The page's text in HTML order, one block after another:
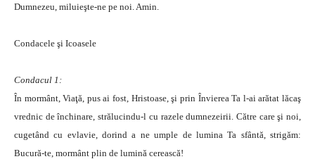
Dumnezeu, miluieşte-ne pe noi. Amin.
Condacele şi Icoasele
Condacul 1:
În mormânt, Viaţă, pus ai fost, Hristoase, şi prin Învierea Ta l-ai arătat lăcaş
vrednic de închinare, strălucindu-l cu razele dumnezeirii. Către care şi noi,
cugetând cu evlavie, dorind a ne umple de lumina Ta sfântă, strigăm:
Bucură-te, mormânt plin de lumină cerească!